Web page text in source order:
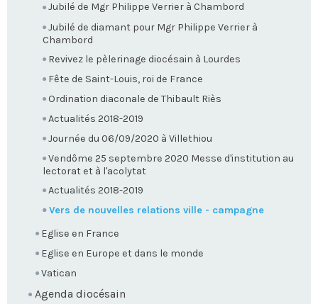
Jubilé de Mgr Philippe Verrier à Chambord
Jubilé de diamant pour Mgr Philippe Verrier à
Chambord
Revivez le pèlerinage diocésain à Lourdes
Fête de Saint-Louis, roi de France
Ordination diaconale de Thibault Riès
Actualités 2018-2019
Journée du 06/09/2020 à Villethiou
Vendôme 25 septembre 2020 Messe d'institution au
lectorat et à l'acolytat
Actualités 2018-2019
Vers de nouvelles relations ville - campagne
Eglise en France
Eglise en Europe et dans le monde
Vatican
Agenda diocésain